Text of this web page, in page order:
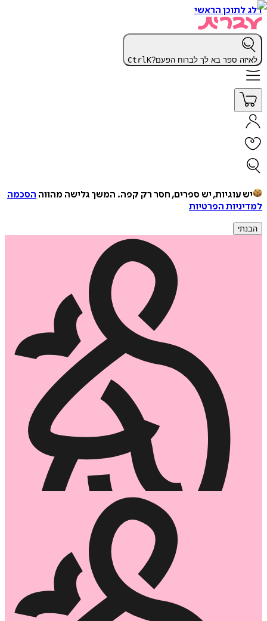
דלג לתוכן הראשי
לאיזה ספר בא לך לברוח הפעם? CtrlK
יש עוגיות, יש ספרים, חסר רק קפה. המשך גלישה מהווה הסכמה
למדיניות הפרטיות
הבנתי